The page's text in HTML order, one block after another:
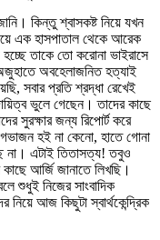
কিন্তু শ্বাসকষ্ট নিয়ে যখন
এক হাসপাতাল থেকে আরেক
তাকে তো করোনা ভাইরাসে
অবহেলাজনিত হত্যাই
সবার প্রতি শ্রদ্ধা রেখেই
ভুলে গেছেন। তাদের কাছে
সুরক্ষার জন্য রিপোর্ট করে
হই না কেনো, হাতে গোনা
না। এটাই তিতাসত্য! তবুও
আর্জি জানাতে লিখছি।
শুধুই নিজের সাংবাদিক
নিয়ে আজ কিছুটা স্বার্থকেন্দ্রিক